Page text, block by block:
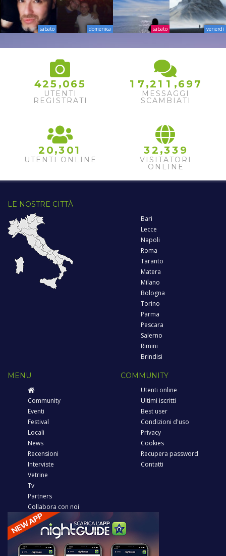
sabato domenica sabato venerdì
425 ,065
UTENTI
REGISTRATI
1 7 ,2 1 1 ,697
MESSAGGI
SCAMBIATI
2 0,3 01
UTENTI ONLINE
32 ,33 9
VISITATORI
ONLINE
LE NOSTRE CITTÀ
Bari
Lecce
Napoli
Roma
Taranto
Matera
Milano
Bologna
Torino
Parma
Pescara
Salerno
Rimini
Brindisi
MENU
Community
Eventi
Festival
Locali
News
Recensioni
Interviste
Vetrine
Tv
Partners
Collabora con noi
COMMUNITY
Utenti online
Ultimi iscritti
Best user
Condizioni d'uso
Privacy
Cookies
Recupera password
Contatti